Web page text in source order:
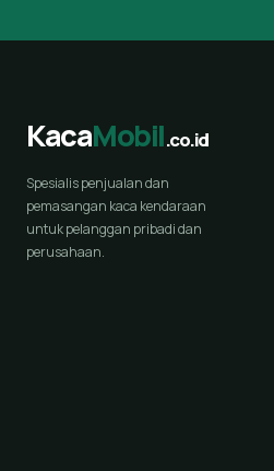
KacaMobil.co.id
Spesialis penjualan dan
pemasangan kaca kendaraan
untuk pelanggan pribadi dan
perusahaan.